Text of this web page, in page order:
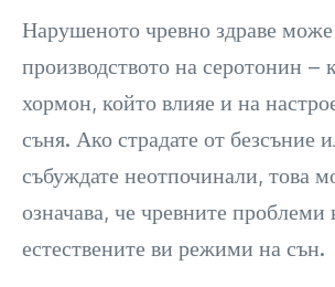
Нарушеното чревно здраве
производството на серотонин –
хормон, който влияе и на
съня. Ако страдате от безсъние
събуждате неотпочинали, това
означава, че чревните проблеми
естествените ви режими на сън.